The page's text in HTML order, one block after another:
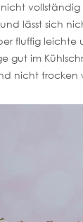
vollständig
lässt sich
fluffig leichte
gut im
nicht trocken